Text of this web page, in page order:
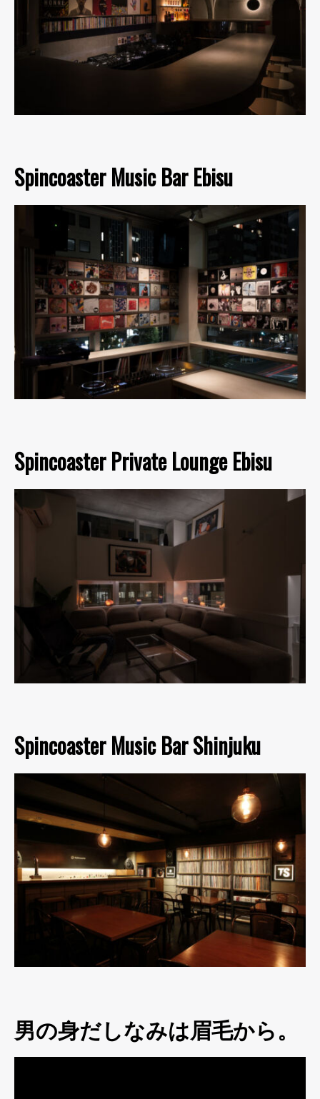
Spincoaster Music Bar Ebisu
Spincoaster Private Lounge Ebisu
Spincoaster Music Bar Shinjuku
男の身だしなみは眉毛から。